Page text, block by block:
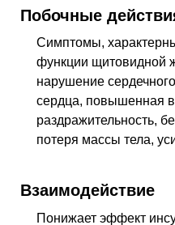
Побочные
Симптомы,
функции щитовидной
нарушение
сердца, повышенная
раздражительность,
потеря массы тела,
Взаимодействие
Понижает эффект